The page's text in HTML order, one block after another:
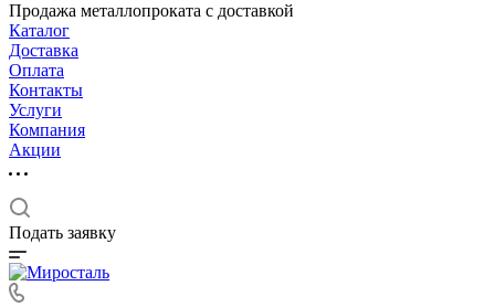
Продажа металлопроката с доставкой
Каталог
Доставка
Оплата
Контакты
Услуги
Компания
Акции
Подать заявку